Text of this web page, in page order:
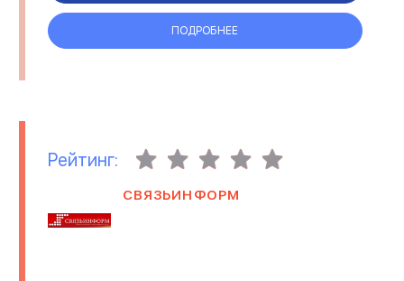
ПОДРОБНЕЕ
Рейтинг:
СВЯЗЬИНФОРМ